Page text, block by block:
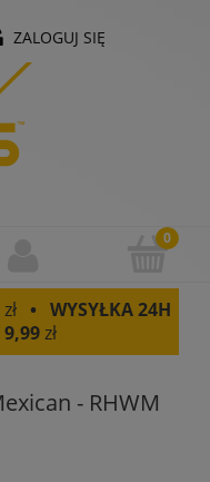
ZALOGUJ SIĘ
• WYSYŁKA 24H
9,99zł
- RHWM